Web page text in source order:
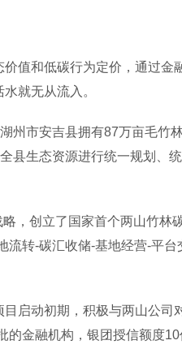
和低碳行为定价，通过金
就无从流入。
市安吉县拥有87万亩毛竹
县生态资源进行统一规划、
创立了国家首个两山竹林
流转-碳汇收储-基地经营-平
动初期，积极与两山公司
的金融机构，银团授信额度